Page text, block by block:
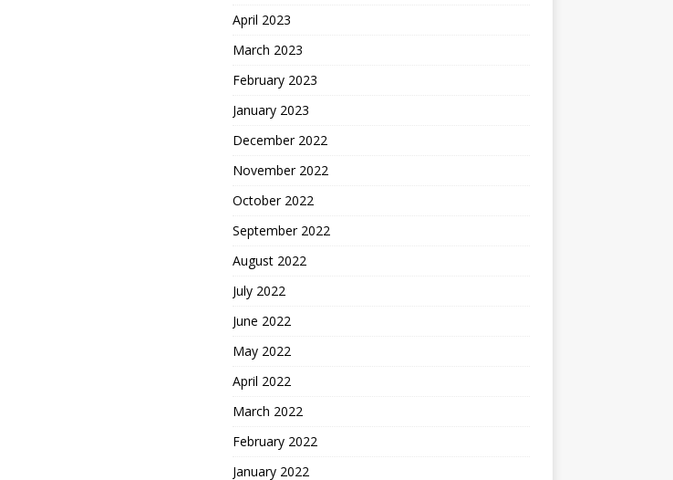
April 2023
March 2023
February 2023
January 2023
December 2022
November 2022
October 2022
September 2022
August 2022
July 2022
June 2022
May 2022
April 2022
March 2022
February 2022
January 2022